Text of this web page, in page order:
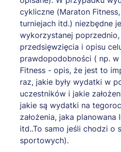
cykliczne (Maraton
turniejach itd.) niezbędne
wykorzystanej
przedsięwzięcia i opisu
prawdopodobności ( np.
Fitness - opis, że jest to
raz, jakie były wydatki w
uczestników i jakie
jakie są wydatki na
założenia, jaka
itd..To samo jeśli chodzi o
sportowych).